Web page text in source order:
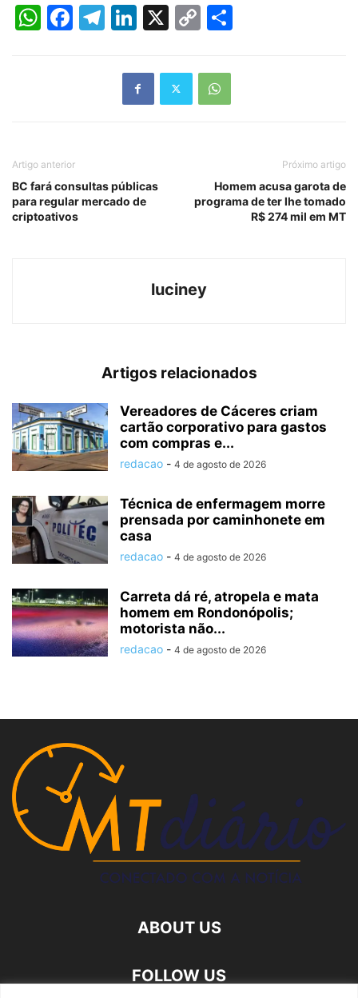
WhatsApp
Facebook
Telegram
LinkedIn
X
Copy
Artigo anterior
BC fará consultas públicas
para regular mercado de
criptoativos
Próximo artigo
Homem acusa garota de
programa de ter lhe tomado
R$ 274 mil em MT
luciney
Artigos relacionados
Vereadores de Cáceres criam
cartão corporativo para gastos
com compras e...
redacao - 4 de agosto de 2026
Técnica de enfermagem morre
prensada por caminhonete em
casa
redacao - 4 de agosto de 2026
Carreta dá ré, atropela e mata
homem em Rondonópolis;
motorista não...
redacao - 4 de agosto de 2026
ABOUT US
FOLLOW US